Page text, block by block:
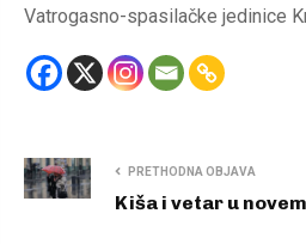
Vatrogasno-spasilačke jedinice
PRETHODNA OBJAVA
Kiša i vetar u